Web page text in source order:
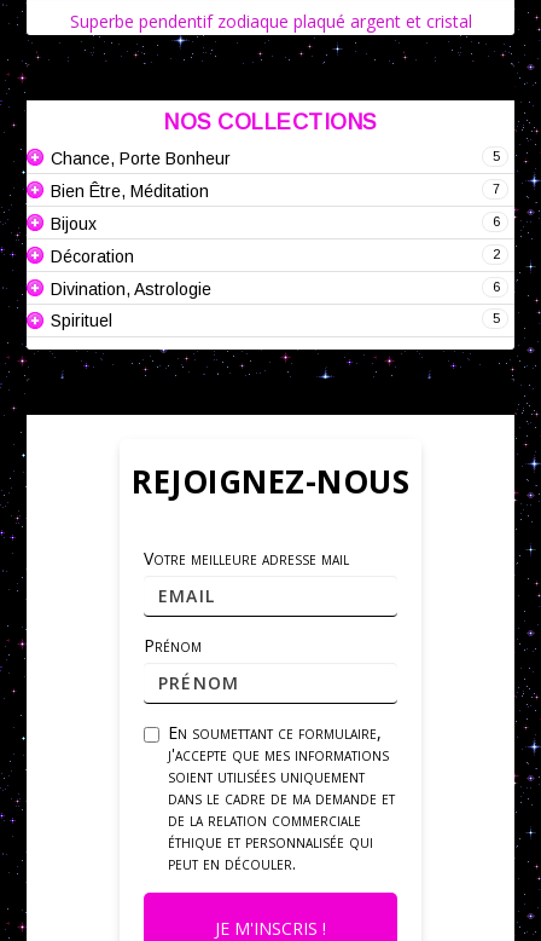
Superbe pendentif zodiaque plaqué argent et cristal
NOS COLLECTIONS
5
Chance, Porte Bonheur
7
Bien Être, Méditation
6
Bijoux
2
Décoration
6
Divination, Astrologie
5
Spirituel
REJOIGNEZ-NOUS
Votre meilleure adresse mail
Prénom
En soumettant ce formulaire,
j'accepte que mes informations
soient utilisées uniquement
dans le cadre de ma demande et
de la relation commerciale
éthique et personnalisée qui
peut en découler.
JE M'INSCRIS !